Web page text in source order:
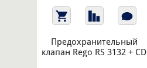
Предохранительный
клапан Rego RS 3132 + CD